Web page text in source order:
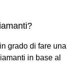
grado di fare una
in base al